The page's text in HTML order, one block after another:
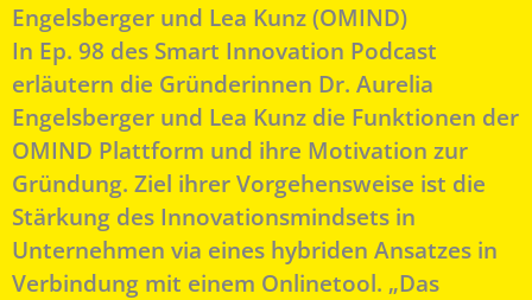
Engelsberger und Lea Kunz (OMIND)
In Ep. 98 des Smart Innovation Podcast
erläutern die Gründerinnen Dr. Aurelia
Engelsberger und Lea Kunz die Funktionen der
OMIND Plattform und ihre Motivation zur
Gründung. Ziel ihrer Vorgehensweise ist die
Stärkung des Innovationsmindsets in
Unternehmen via eines hybriden Ansatzes in
Verbindung mit einem Onlinetool. „Das